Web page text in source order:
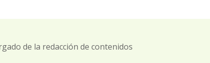
de la redacción de contenidos